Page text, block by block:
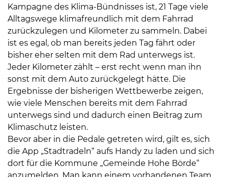
Kampagne des Klima-Bündnisses ist, 21 Tage viele
Alltagswege klimafreundlich mit dem Fahrrad
zurückzulegen und Kilometer zu sammeln. Dabei
ist es egal, ob man bereits jeden Tag fährt oder
bisher eher selten mit dem Rad unterwegs ist.
Jeder Kilometer zählt – erst recht wenn man ihn
sonst mit dem Auto zurückgelegt hätte. Die
Ergebnisse der bisherigen Wettbewerbe zeigen,
wie viele Menschen bereits mit dem Fahrrad
unterwegs sind und dadurch einen Beitrag zum
Klimaschutz leisten.
Bevor aber in die Pedale getreten wird, gilt es, sich
die App „Stadtradeln“ aufs Handy zu laden und sich
dort für die Kommune „Gemeinde Hohe Börde“